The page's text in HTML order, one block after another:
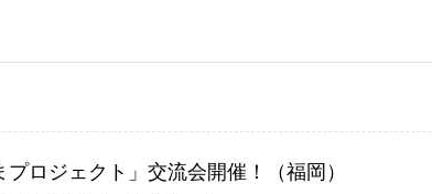
プロジェクト」交流会開催！（福岡）